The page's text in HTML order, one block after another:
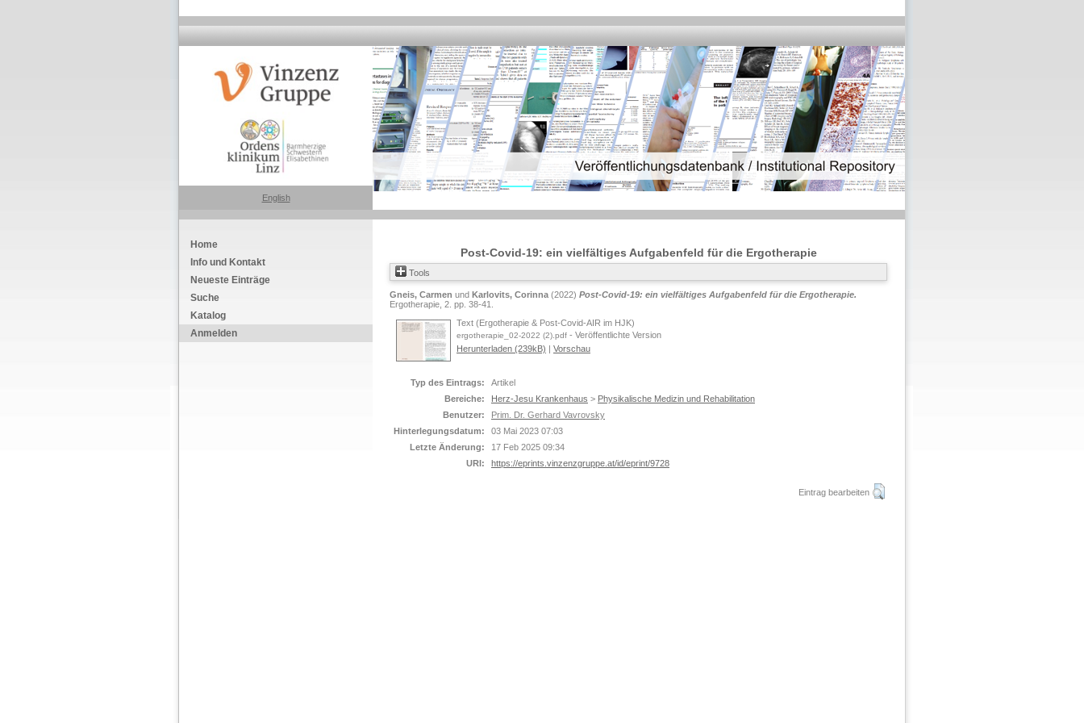
English
Home
Info und Kontakt
Neueste Einträge
Suche
Katalog
Anmelden
Post-Covid-19: ein vielfältiges Aufgabenfeld für die Ergotherapie
Tools
Gneis, Carmen und Karlovits, Corinna (2022) Post-Covid-19: ein vielfältiges Aufgabenfeld für die Ergotherapie.
Ergotherapie, 2. pp. 38-41.
Text (Ergotherapie & Post-Covid-AIR im HJK)
ergotherapie_02-2022 (2).pdf - Veröffentlichte Version
Herunterladen (239kB) | Vorschau
Typ des Eintrags:
Artikel
Bereiche:
Herz-Jesu Krankenhaus > Physikalische Medizin und Rehabilitation
Benutzer:
Prim. Dr. Gerhard Vavrovsky
Hinterlegungsdatum:
03 Mai 2023 07:03
Letzte Änderung:
17 Feb 2025 09:34
URI:
https://eprints.vinzenzgruppe.at/id/eprint/9728
Eintrag bearbeiten